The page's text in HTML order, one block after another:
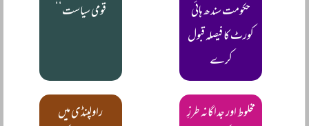
حکومت سندھ ہائی
کورٹ کا فیصلہ قبول
کرے
قومی سیاست‘‘
مخلوط اور جداگانہ طرزِ
راولپنڈی میں